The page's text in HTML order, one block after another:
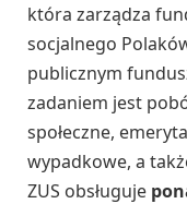
która zarządza
socjalnego
publicznym
zadaniem jest
społeczne,
wypadkowe, a
ZUS obsługuje